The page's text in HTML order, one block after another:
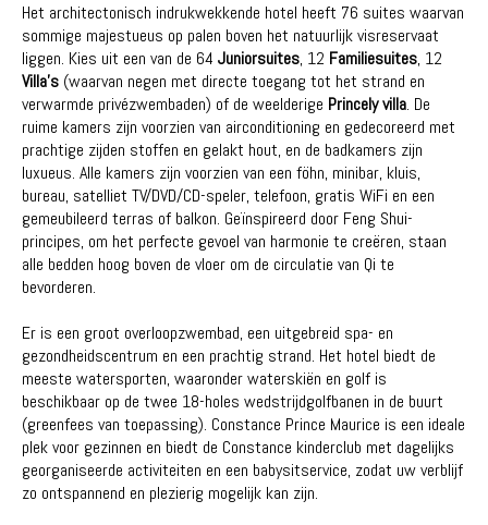
Het architectonisch indrukwekkende hotel heeft 76 suites waarvan
sommige majestueus op palen boven het natuurlijk visreservaat
liggen. Kies uit een van de 64 Juniorsuites, 12 Familiesuites, 12
Villa's (waarvan negen met directe toegang tot het strand en
verwarmde privézwembaden) of de weelderige Princely villa. De
ruime kamers zijn voorzien van airconditioning en gedecoreerd met
prachtige zijden stoffen en gelakt hout, en de badkamers zijn
luxueus. Alle kamers zijn voorzien van een föhn, minibar, kluis,
bureau, satelliet TV/DVD/CD-speler, telefoon, gratis WiFi en een
gemeubileerd terras of balkon. Geïnspireerd door Feng Shui-
principes, om het perfecte gevoel van harmonie te creëren, staan ​​
alle bedden hoog boven de vloer om de circulatie van Qi te
bevorderen.
Er is een groot overloopzwembad, een uitgebreid spa- en
gezondheidscentrum en een prachtig strand. Het hotel biedt de
meeste watersporten, waaronder waterskiën en golf is
beschikbaar op de twee 18-holes wedstrijdgolfbanen in de buurt
(greenfees van toepassing). Constance Prince Maurice is een ideale
plek voor gezinnen en biedt de Constance kinderclub met dagelijks
georganiseerde activiteiten en een babysitservice, zodat uw verblijf
zo ontspannend en plezierig mogelijk kan zijn.